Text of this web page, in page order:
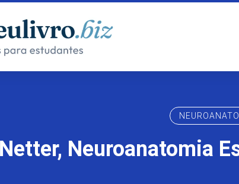
Netter, Neuroanatomia